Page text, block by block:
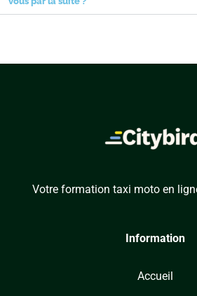
Votre formation taxi moto en
Information
Accueil